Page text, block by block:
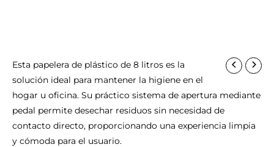
Esta papelera de plástico de 8 litros es la
solución ideal para mantener la higiene en el
hogar u oficina. Su práctico sistema de apertura mediante
pedal permite desechar residuos sin necesidad de
contacto directo, proporcionando una experiencia limpia
y cómoda para el usuario.